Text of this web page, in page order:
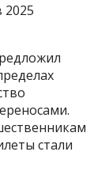
2025
стали